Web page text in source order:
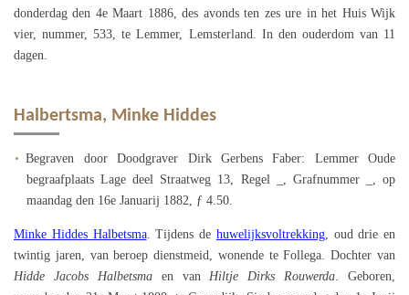
donderdag den 4e Maart 1886, des avonds ten zes ure in het Huis Wijk
vier, nummer, 533, te Lemmer, Lemsterland. In den ouderdom van 11
dagen.
Halbertsma, Minke Hiddes
Begraven door Doodgraver Dirk Gerbens Faber: Lemmer Oude
begraafplaats Lage deel Straatweg 13, Regel _, Grafnummer _, op
maandag den 16e Januarij 1882, ƒ 4.50.
Minke Hiddes Halbetsma. Tijdens de huwelijksvoltrekking, oud drie en
twintig jaren, van beroep dienstmeid, wonende te Follega. Dochter van
Hidde Jacobs Halbetsmaen vanHiltje Dirks Rouwerda. Geboren,